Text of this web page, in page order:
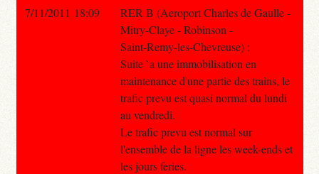
7/11/2011 18:09
RER B (Aeroport Charles de Gaulle -
Mitry-Claye - Robinson -
Saint-Remy-les-Chevreuse) :
Suite `a une immobilisation en
maintenance d'une partie des trains, le
trafic prevu est quasi normal du lundi
au vendredi.
Le trafic prevu est normal sur
l'ensemble de la ligne les week-ends et
les jours feries.